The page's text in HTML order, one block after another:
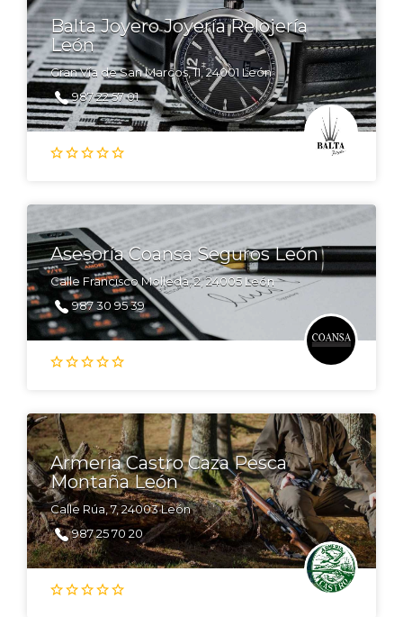
Balta Joyero Joyería Relojería
León
Gran Vía de San Marcos, 11, 24001 León
987 22 57 01
Asesoría Coansa Seguros León
Calle Francisco Molleda, 2, 24005 León
987 30 95 39
Armería Castro Caza Pesca
Montaña León
Calle Rúa, 7, 24003 León
987 25 70 20